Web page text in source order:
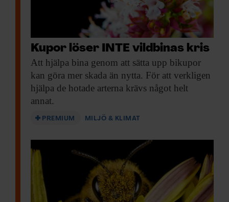
Kupor löser INTE vildbinas kris
Att hjälpa bina genom att sätta upp bikupor
kan göra mer skada än nytta. För att verkligen
hjälpa de hotade arterna krävs något helt
annat.
PREMIUM MILJÖ & KLIMAT